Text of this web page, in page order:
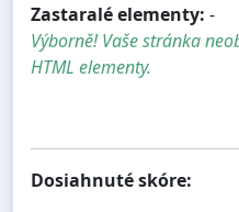
Zastaralé elementy: -
Výborně! Vaše stránka
HTML elementy.
Dosiahnuté skóre: